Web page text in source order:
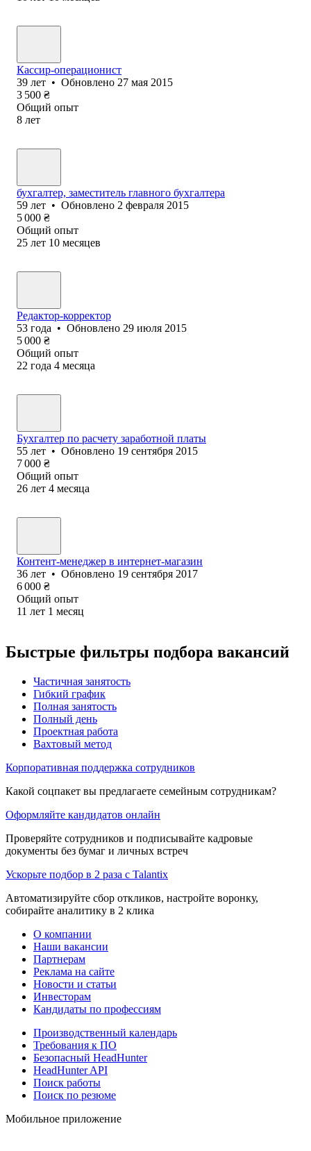
Кассир-операционист
39 лет • Обновлено 27 мая 2015
3 500 ₴
Общий опыт
8 лет
бухгалтер, заместитель главного бухгалтера
59 лет • Обновлено 2 февраля 2015
5 000 ₴
Общий опыт
25 лет 10 месяцев
Редактор-корректор
53 года • Обновлено 29 июля 2015
5 000 ₴
Общий опыт
22 года 4 месяца
Бухгалтер по расчету заработной платы
55 лет • Обновлено 19 сентября 2015
7 000 ₴
Общий опыт
26 лет 4 месяца
Контент-менеджер в интернет-магазин
36 лет • Обновлено 19 сентября 2017
6 000 ₴
Общий опыт
11 лет 1 месяц
Быстрые фильтры подбора вакансий
Частичная занятость
Гибкий график
Полная занятость
Полный день
Проектная работа
Вахтовый метод
Корпоративная поддержка сотрудников
Какой соцпакет вы предлагаете семейным сотрудникам?
Оформляйте кандидатов онлайн
Проверяйте сотрудников и подписывайте кадровые
документы без бумаг и личных встреч
Ускорьте подбор в 2 раза с Talantix
Автоматизируйте сбор откликов, настройте воронку,
собирайте аналитику в 2 клика
О компании
Наши вакансии
Партнерам
Реклама на сайте
Новости и статьи
Инвесторам
Кандидаты по профессиям
Производственный календарь
Требования к ПО
Безопасный HeadHunter
HeadHunter API
Поиск работы
Поиск по резюме
Мобильное приложение